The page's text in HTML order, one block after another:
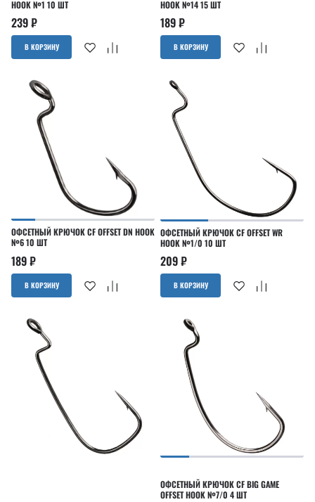
HOOK №1 10 ШТ
239₽
В КОРЗИНУ
HOOK №14 15 ШТ
189₽
В КОРЗИНУ
ОФСЕТНЫЙ КРЮЧОК CF OFFSET DN HOOK
№6 10 ШТ
189₽
В КОРЗИНУ
ОФСЕТНЫЙ КРЮЧОК CF OFFSET WR
HOOK №1/0 10 ШТ
209₽
В КОРЗИНУ
ОФСЕТНЫЙ КРЮЧОК CF BIG GAME
OFFSET HOOK №7/0 4 ШТ